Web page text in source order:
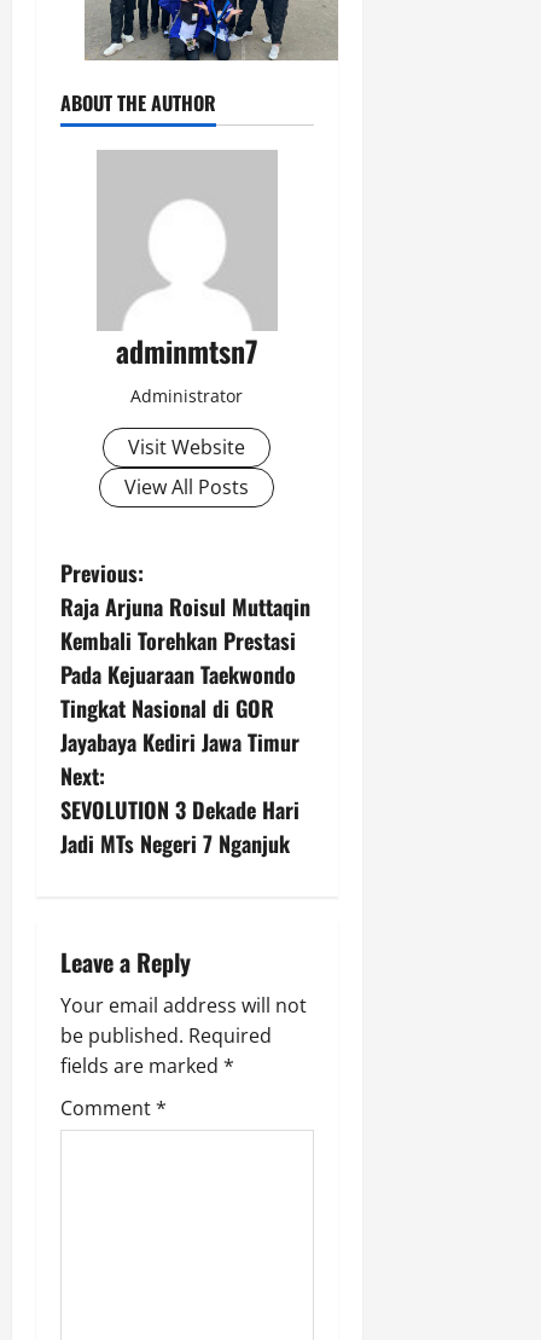
ABOUT THE AUTHOR
adminmtsn7
Administrator
Visit Website
View All Posts
P
o
s
t
n
a
g
a
t
i
Previous:
Raja Arjuna Roisul Muttaqin
Kembali Torehkan Prestasi
Pada Kejuaraan Taekwondo
Tingkat Nasional di GOR
Jayabaya Kediri Jawa Timur
Next:
SEVOLUTION 3 Dekade Hari
Jadi MTs Negeri 7 Nganjuk
Leave a Reply
Your email address will not
be published. Required
fields are marked *
Comment*